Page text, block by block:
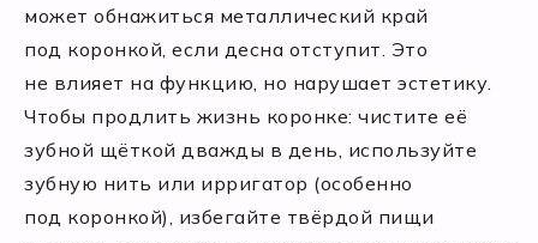
может обнажиться металлический край
под коронкой, если десна отступит. Это
не влияет на функцию, но нарушает эстетику.
Чтобы продлить жизнь коронке: чистите её
зубной щёткой дважды в день, используйте
зубную нить или ирригатор (особенно
под коронкой), избегайте твёрдой пищи